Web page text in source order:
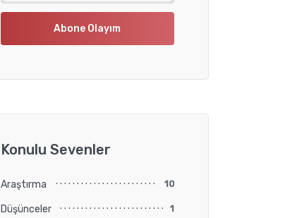
Konulu Sevenler
Araştırma 10
Düşünceler 1